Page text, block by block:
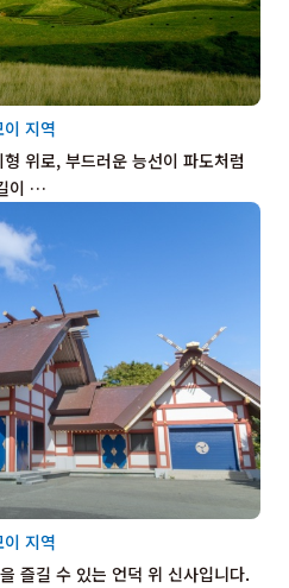
위로, 부드러운 능선이 파도처럼
이 …
지역
즐길 수 있는 언덕 위 신사입니다.
지역